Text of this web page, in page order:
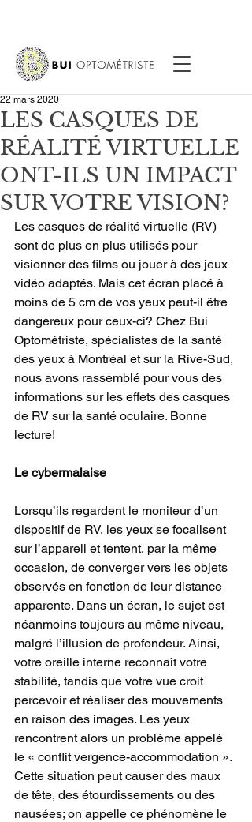
LES CASQUES DE
RÉALITÉ VIRTUELLE
ONT-ILS UN IMPACT
SUR VOTRE VISION?
22 mars 2020
Les casques de réalité virtuelle (RV)
sont de plus en plus utilisés pour
visionner des films ou jouer à des jeux
vidéo adaptés. Mais cet écran placé à
moins de 5 cm de vos yeux peut-il être
dangereux pour ceux-ci? Chez Bui
Optométriste, spécialistes de la santé
des yeux à Montréal et sur la Rive-Sud,
nous avons rassemblé pour vous des
informations sur les effets des casques
de RV sur la santé oculaire. Bonne
lecture!
Le cybermalaise
Lorsqu’ils regardent le moniteur d’un
dispositif de RV, les yeux se focalisent
sur l’appareil et tentent, par la même
occasion, de converger vers les objets
observés en fonction de leur distance
apparente. Dans un écran, le sujet est
néanmoins toujours au même niveau,
malgré l’illusion de profondeur. Ainsi,
votre oreille interne reconnaît votre
stabilité, tandis que votre vue croit
percevoir et réaliser des mouvements
en raison des images. Les yeux
rencontrent alors un problème appelé
le « conflit vergence-accommodation ».
Cette situation peut causer des maux
de tête, des étourdissements ou des
nausées; on appelle ce phénomène le